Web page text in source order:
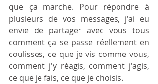
que ça marche. Pour répondre à
plusieurs de vos messages, j'ai eu
envie de partager avec vous tous
comment ça se passe réellement en
coulisses, ce que je vis comme vous,
comment j'y réagis, comment j'agis,
ce que je fais, ce que je choisis.